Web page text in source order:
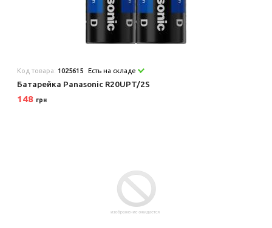
Код товара: 1025615 Есть на складе
Батарейка Panasonic R20UPT/2S
148 грн